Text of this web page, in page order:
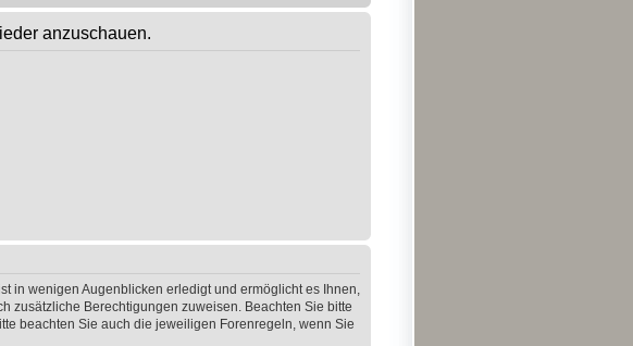
anzuschauen.
in wenigen Augenblicken erledigt und ermöglicht es Ihnen,
zusätzliche Berechtigungen zuweisen. Beachten Sie bitte
beachten Sie auch die jeweiligen Forenregeln, wenn Sie